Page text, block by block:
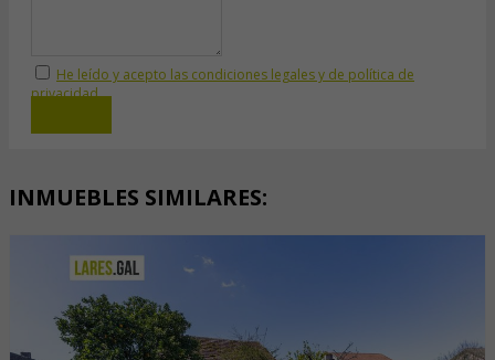
He leído y acepto las condiciones legales y de política de
privacidad
INMUEBLES SIMILARES: